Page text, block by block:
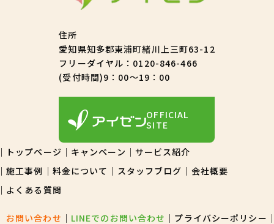
住所
愛知県知多郡東浦町緒川上三町63-12
フリーダイヤル： 0120-846-466
(受付時間)9：00～19：00
OFFICIAL
SITE
トップページ キャンペーン
サービス紹介
施工事例
料金について スタッフブログ
会社概要
よくある質問
お問い合わせ LINEでのお問い合わせ プライバシーポリシー